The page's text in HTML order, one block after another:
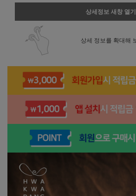
상세정보 새창 열기
상세 정보를 확대해